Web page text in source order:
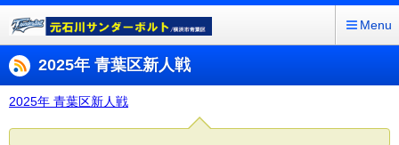
Menu
2025年 青葉区新人戦
2025年 青葉区新人戦